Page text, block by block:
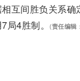
互间胜负关系
4胜制。
(责任编辑